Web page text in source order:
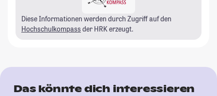
Diese Informationen werden durch Zugriff auf den
Hochschulkompass der HRK erzeugt.
Das könnte dich interessieren